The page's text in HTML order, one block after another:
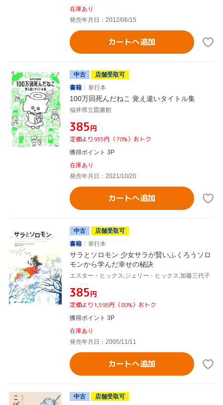
在庫あり
発売年月日：2012/06/15
カートへ追加
中古
店舗受取可
書籍
単行本
100万回死んだねこ 覚え違いタイトル集
福井県立図書館
¥385円
定価より935円（70%）おトク
獲得ポイント 3P
在庫あり
発売年月日：2021/10/20
カートへ追加
中古
店舗受取可
書籍
単行本
サラとソロモン 少女サラが賢いふくろうソロ
モンから学んだ幸せの秘訣
エスター・ヒックス,ジェリー・ヒックス,加藤三代子
¥385円
定価より1,595円（80%）おトク
獲得ポイント 3P
在庫あり
発売年月日：2005/11/11
カートへ追加
中古
店舗受取可